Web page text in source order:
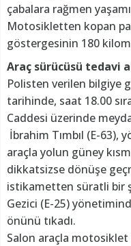
çabalara rağmen
Motosikletten kopan
göstergesinin 180
Araç sürücüsü tedavi
Polisten verilen bilgiye
tarihinde, saat 18.00
Caddesi üzerinde
İbrahim Tımbıl (E-63),
araçla yolun güney
dikkatsizse dönüşe
istikametten süratli bir
Gezici (E-25)
önünü tıkadı.
Salon araçla motosiklet